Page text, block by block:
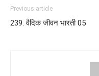
Previous article
239. वैदिक जीवन भारती 05